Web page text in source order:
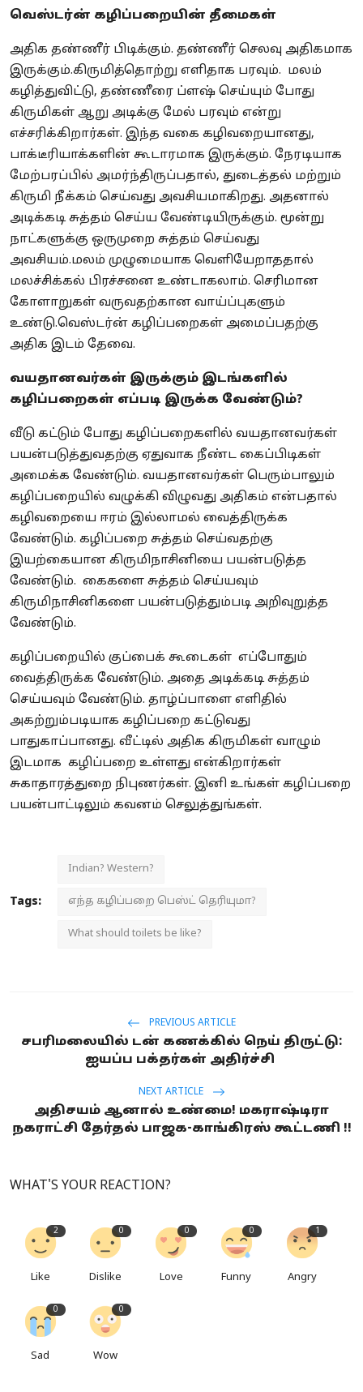
வெஸ்டர்ன் கழிப்பறையின் தீமைகள்
அதிக தண்ணீர் பிடிக்கும். தண்ணீர் செலவு அதிகமாக
இருக்கும்.கிருமித்தொற்று எளிதாக பரவும். மலம்
கழித்துவிட்டு, தண்ணீரை ப்ளஷ் செய்யும் போது
கிருமிகள் ஆறு அடிக்கு மேல் பரவும் என்று
எச்சரிக்கிறார்கள். இந்த வகை கழிவறையானது,
பாக்டீரியாக்களின் கூடாரமாக இருக்கும். நேரடியாக
மேற்பரப்பில் அமர்ந்திருப்பதால், துடைத்தல் மற்றும்
கிருமி நீக்கம் செய்வது அவசியமாகிறது. அதனால்
அடிக்கடி சுத்தம் செய்ய வேண்டியிருக்கும். மூன்று
நாட்களுக்கு ஒருமுறை சுத்தம் செய்வது
அவசியம்.மலம் முழுமையாக வெளியேறாததால்
மலச்சிக்கல் பிரச்சனை உண்டாகலாம். செரிமான
கோளாறுகள் வருவதற்கான வாய்ப்புகளும்
உண்டு.வெஸ்டர்ன் கழிப்பறைகள் அமைப்பதற்கு
அதிக இடம் தேவை.
வயதானவர்கள் இருக்கும் இடங்களில்
கழிப்பறைகள் எப்படி இருக்க வேண்டும்?
வீடு கட்டும் போது கழிப்பறைகளில் வயதானவர்கள்
பயன்படுத்துவதற்கு ஏதுவாக நீண்ட கைப்பிடிகள்
அமைக்க வேண்டும். வயதானவர்கள் பெரும்பாலும்
கழிப்பறையில் வழுக்கி விழுவது அதிகம் என்பதால்
கழிவறையை ஈரம் இல்லாமல் வைத்திருக்க
வேண்டும். கழிப்பறை சுத்தம் செய்வதற்கு
இயற்கையான கிருமிநாசினியை பயன்படுத்த
வேண்டும். கைகளை சுத்தம் செய்யவும்
கிருமிநாசினிகளை பயன்படுத்தும்படி அறிவுறுத்த
வேண்டும்.
கழிப்பறையில் குப்பைக் கூடைகள் எப்போதும்
வைத்திருக்க வேண்டும். அதை அடிக்கடி சுத்தம்
செய்யவும் வேண்டும். தாழ்ப்பாளை எளிதில்
அகற்றும்படியாக கழிப்பறை கட்டுவது
பாதுகாப்பானது. வீட்டில் அதிக கிருமிகள் வாழும்
இடமாக கழிப்பறை உள்ளது என்கிறார்கள்
சுகாதாரத்துறை நிபுணர்கள். இனி உங்கள் கழிப்பறை
பயன்பாட்டிலும் கவனம் செலுத்துங்கள்.
Tags:
Indian? Western?
எந்த கழிப்பறை பெஸ்ட் தெரியுமா?
What should toilets be like?
PREVIOUS ARTICLE
சபரிமலையில் டன் கணக்கில் நெய் திருட்டு:
ஐயப்ப பக்தர்கள் அதிர்ச்சி
NEXT ARTICLE
அதிசயம் ஆனால் உண்மை! மகராஷ்டிரா
நகராட்சி தேர்தல் பாஜக-காங்கிரஸ் கூட்டணி !!
WHAT'S YOUR REACTION?
2
Like
0
Dislike
0
Love
0
Funny
1
Angry
0
Sad
0
Wow